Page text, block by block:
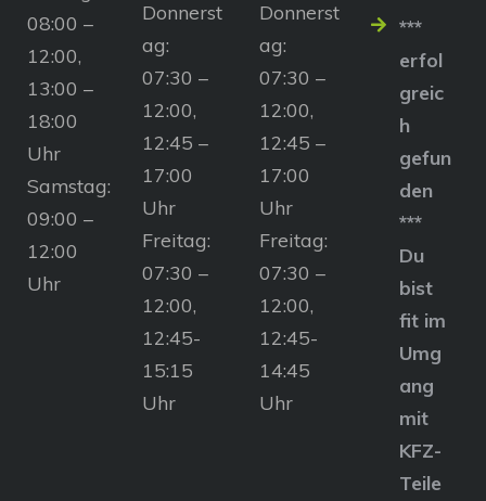
08:00 –
12:00,
13:00 –
18:00
Uhr
Samstag:
09:00 –
12:00
Uhr
Donnerst
ag:
07:30 –
12:00,
12:45 –
17:00
Uhr
Freitag:
07:30 –
12:00,
12:45-
15:15
Uhr
Donnerst
ag:
07:30 –
12:00,
12:45 –
17:00
Uhr
Freitag:
07:30 –
12:00,
12:45-
14:45
Uhr
***
erfol
greic
h
gefun
den
***
Du
bist
fit im
Umg
ang
mit
KFZ-
Teile